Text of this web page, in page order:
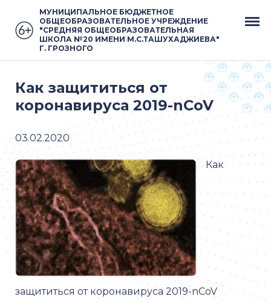
МУНИЦИПАЛЬНОЕ БЮДЖЕТНОЕ
ОБЩЕОБРАЗОВАТЕЛЬНОЕ УЧРЕЖДЕНИЕ
"СРЕДНЯЯ ОБЩЕОБРАЗОВАТЕЛЬНАЯ
ШКОЛА №20 ИМЕНИ М.С.ТАШУХАДЖИЕВА"
Г. ГРОЗНОГО
Как защититься от
коронавируса 2019-nCoV
03.02.2020
Как
защититься от коронавируса 2019-nCoV